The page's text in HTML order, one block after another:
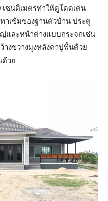
ซนติเมตรทำให้ดูโดดเด่น
าเข้มของฐานตัวบ้าน ประตู
ละหน้าต่างแบบกระจกเช่น
งขวางมุงหลังคาปูพื้นด้วย
ด้วย